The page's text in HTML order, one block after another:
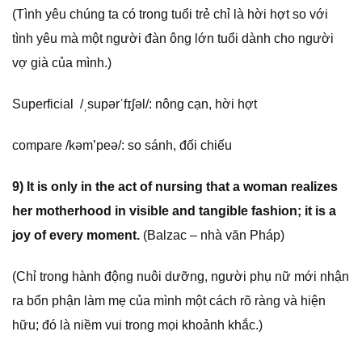
(Tình yêu chúng ta có trong tuổi trẻ chỉ là hời hợt so với
tình yêu mà một người đàn ông lớn tuổi dành cho người
vợ già của mình.)
Superficial /ˌsupərˈfɪʃəl/: nông cạn, hời hợt
compare /kəm’peə/: so sánh, đối chiếu
9) It is only in the act of nursing that a woman realizes
her motherhood in visible and tangible fashion; it is a
joy of every moment. (Balzac – nhà văn Pháp)
(Chỉ trong hành động nuôi dưỡng, người phụ nữ mới nhận
ra bổn phận làm mẹ của mình một cách rõ ràng và hiện
hữu; đó là niềm vui trong mọi khoảnh khắc.)